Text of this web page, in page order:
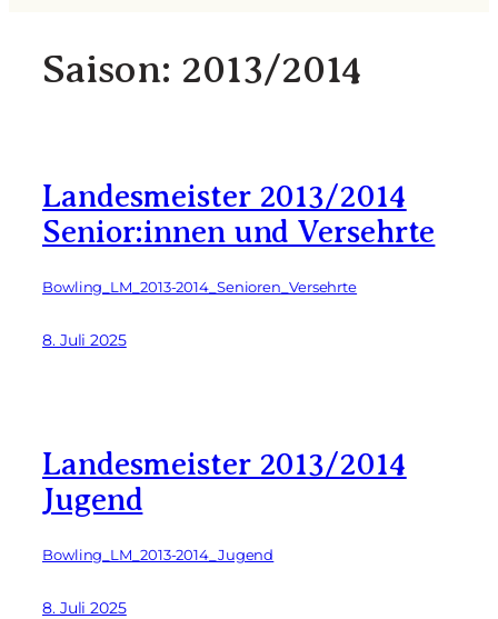
Saison: 2013/2014
Landesmeister 2013/2014
Senior:innen und Versehrte
Bowling_LM_2013-2014_Senioren_Versehrte
8. Juli 2025
Landesmeister 2013/2014
Jugend
Bowling_LM_2013-2014_Jugend
8. Juli 2025